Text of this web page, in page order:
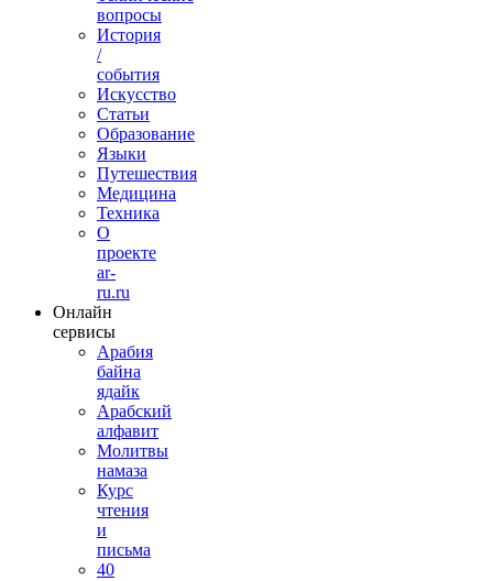
вопросы
История
/
события
Искусство
Статьи
Образование
Языки
Путешествия
Медицина
Техника
О
проекте
ar-
ru.ru
Онлайн
сервисы
Арабия
байна
ядайк
Арабский
алфавит
Молитвы
намаза
Курс
чтения
и
письма
40